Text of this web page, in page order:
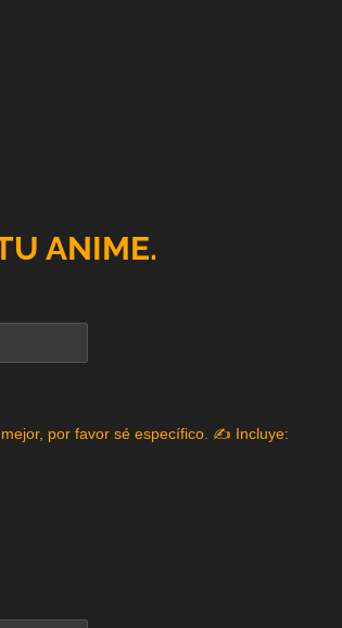
ANIME.
por favor sé específico. ✍️ Incluye: